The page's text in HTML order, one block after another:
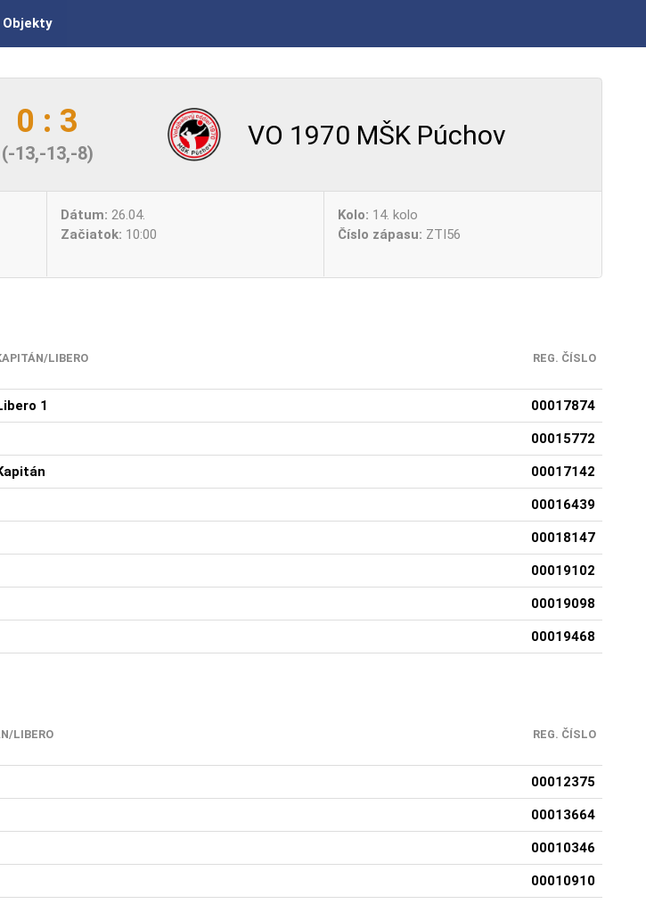
Objekty
0 : 3
(-13,-13,-8)
VO 1970 MŠK Púchov
Dátum: 26.04.
Začiatok: 10:00
Kolo: 14. kolo
Číslo zápasu: ZTI56
LIBERO REG. ČÍSLO
1 00017874
00015772
00017142
00016439
00018147
00019102
00019098
00019468
LIBERO REG. ČÍSLO
00012375
00013664
00010346
00010910